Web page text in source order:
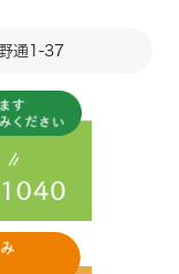
通1-37